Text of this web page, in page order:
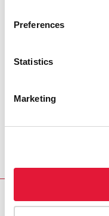
Preferences
Statistics
Marketing
« Le
encourageant
de partenaires
maladies au
RESSOURCES